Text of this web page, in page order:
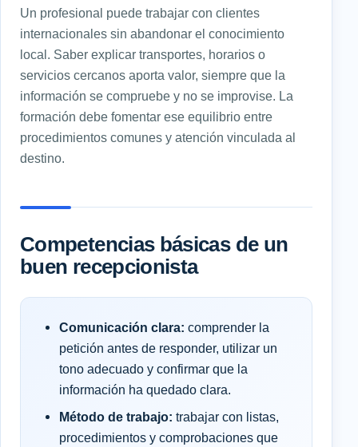
Un profesional puede trabajar con clientes
internacionales sin abandonar el conocimiento
local. Saber explicar transportes, horarios o
servicios cercanos aporta valor, siempre que la
información se compruebe y no se improvise. La
formación debe fomentar ese equilibrio entre
procedimientos comunes y atención vinculada al
destino.
Competencias básicas de un
buen recepcionista
Comunicación clara: comprender la
petición antes de responder, utilizar un
tono adecuado y confirmar que la
información ha quedado clara.
Método de trabajo: trabajar con listas,
procedimientos y comprobaciones que